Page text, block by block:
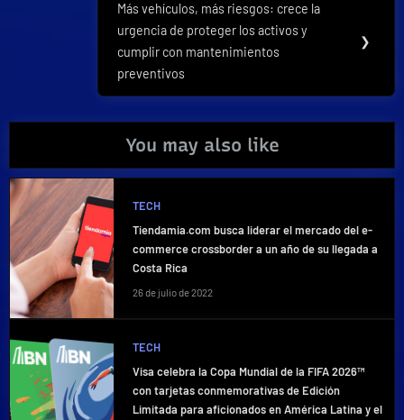
Next
Post:
Más vehículos, más riesgos: crece la
urgencia de proteger los activos y
cumplir con mantenimientos
preventivos
❯
You may also like
TECH
Tiendamia.com busca liderar el mercado del e-
commerce crossborder a un año de su llegada a
Costa Rica
26 de julio de 2022
TECH
Visa celebra la Copa Mundial de la FIFA 2026™
con tarjetas conmemorativas de Edición
Limitada para aficionados en América Latina y el